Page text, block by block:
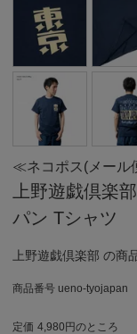
≪ネコポス(メール
上野遊戯倶楽
パン Tシャツ
上野遊戯倶楽部 の商
商品番号 ueno-tyojapan
定価 4,980 のところ